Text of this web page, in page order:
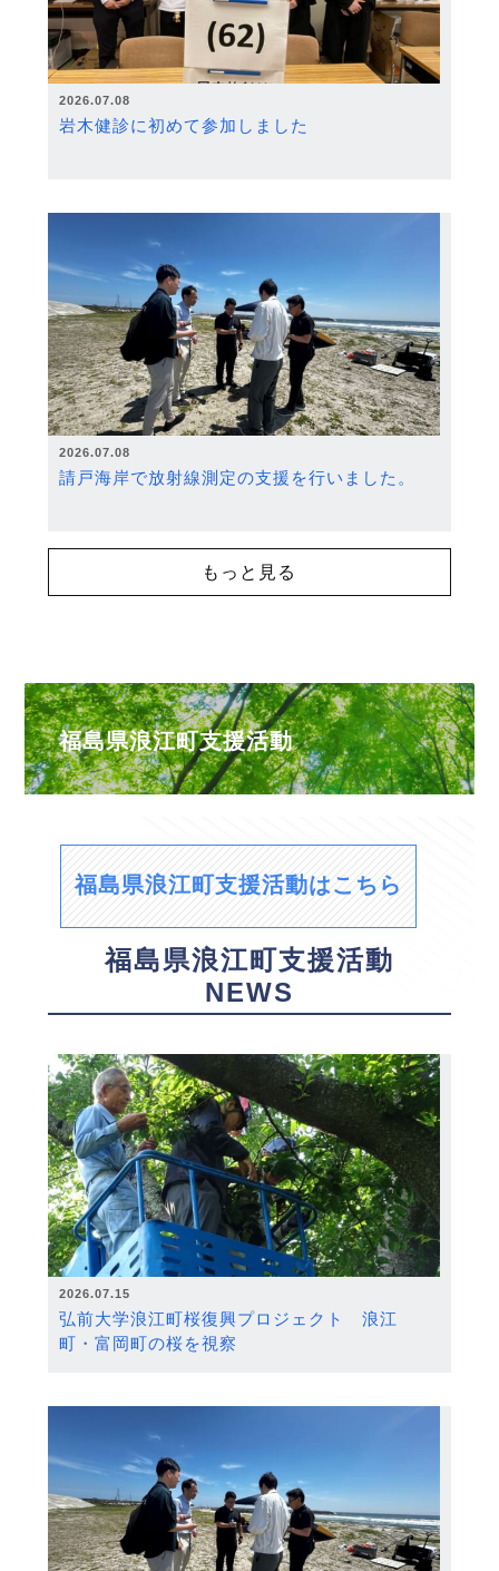
2026.07.08
岩木健診に初めて参加しました
2026.07.08
請戸海岸で放射線測定の支援を行いました。
もっと見る
福島県浪江町支援活動
福島県浪江町支援活動はこちら
福島県浪江町支援活動
NEWS
2026.07.15
弘前大学浪江町桜復興プロジェクト 浪江
町・富岡町の桜を視察